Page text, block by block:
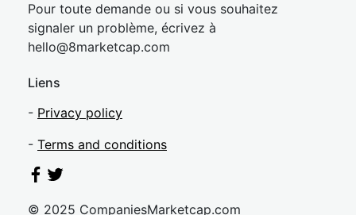
Pour toute demande ou si vous souhaitez
signaler un problème, écrivez à
hello@8marketcap.com
Liens
- Privacy policy
- Terms and conditions
© 2025 CompaniesMarketcap.com